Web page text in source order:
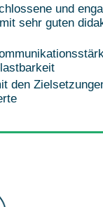
und
sehr guten
den